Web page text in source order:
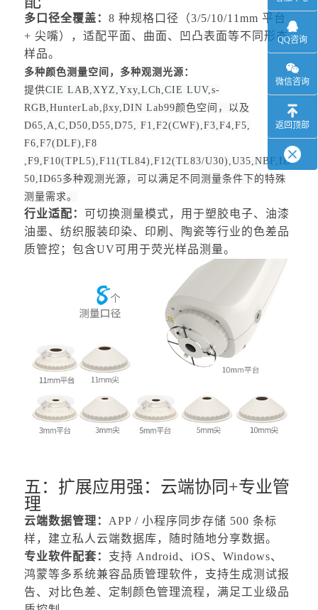
多口径全覆盖：8 种规格口径（3/5/10/11mm 平台
+ 尖嘴），适配平面、曲面、凹凸表面等不同形态
样品。
多种颜色测量空间，多种观测光源：
提供CIE LAB,XYZ,Yxy,LCh,CIE LUV,s-
RGB,HunterLab,βxy,DIN Lab99颜色空间，以及
D65,A,C,D50,D55,D75, F1,F2(CWF),F3,F4,F5,
F6,F7(DLF),F8
,F9,F10(TPL5),F11(TL84),F12(TL83/U30),U35,NBF,ID
50,ID65多种观测光源，可以满足不同测量条件下的特殊
测量需求。
行业适配： 可切换测量模式，用于塑胶电子、油漆
油墨、纺织服装印染、印刷、陶瓷等行业的色差品
质管控；包含UV可用于荧光样品测量。
五：扩展应用强：云端协同+专业管
理
云端数据管理： APP / 小程序同步存储 500 条标
样，建立私人云端数据库，随时随地分享数据。
专业软件配套： 支持 Android、iOS、Windows、
鸿蒙等多系统兼容品质管理软件，支持生成测试报
告、对比色差、定制颜色管理流程，满足工业级品
QQ咨询
微信咨询
返回顶部